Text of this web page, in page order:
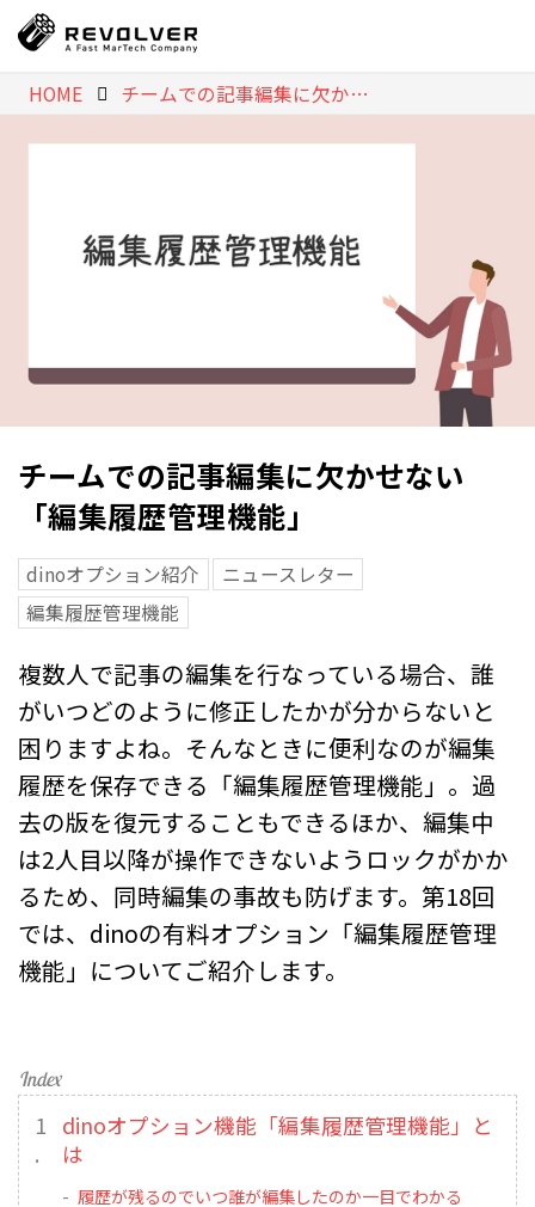
HOME チームでの記事編集に欠かせない「編集履歴管理機能」
チームでの記事編集に欠かせない
「編集履歴管理機能」
dinoオプション紹介
ニュースレター
編集履歴管理機能
複数人で記事の編集を行なっている場合、誰
がいつどのように修正したかが分からないと
困りますよね。そんなときに便利なのが編集
履歴を保存できる「編集履歴管理機能」。過
去の版を復元することもできるほか、編集中
は2人目以降が操作できないようロックがかか
るため、同時編集の事故も防げます。第18回
では、dinoの有料オプション「編集履歴管理
機能」についてご紹介します。
dinoオプション機能「編集履歴管理機能」と
は
履歴が残るのでいつ誰が編集したのか一目でわかる